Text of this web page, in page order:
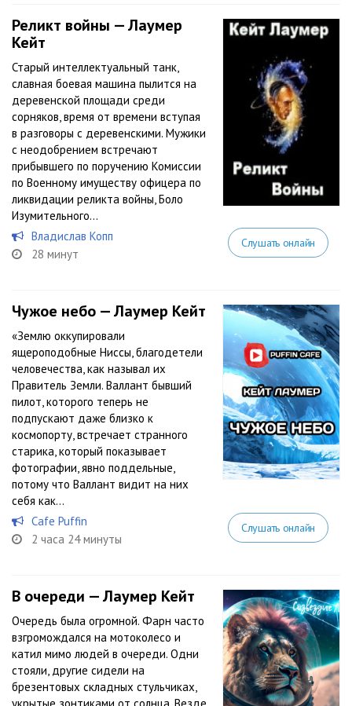
Реликт войны — Лаумер
Кейт
Старый интеллектуальный танк,
славная боевая машина пылится на
деревенской площади среди
сорняков, время от времени вступая
в разговоры с деревенскими. Мужики
с неодобрением встречают
прибывшего по поручению Комиссии
по Военному имуществу офицера по
ликвидации реликта войны, Боло
Изумительного...
Владислав Копп
28 минут
Слушать онлайн
Чужое небо — Лаумер Кейт
«Землю оккупировали
ящероподобные Ниссы, благодетели
человечества, как называл их
Правитель Земли. Валлант бывший
пилот, которого теперь не
подпускают даже близко к
космопорту, встречает странного
старика, который показывает
фотографии, явно поддельные,
потому что Валлант видит на них
себя как...
Cafe Puffin
2 часа 24 минуты
Слушать онлайн
В очереди — Лаумер Кейт
Очередь была огромной. Фарн часто
взгромождался на мотоколесо и
катил мимо людей в очереди. Одни
стояли, другие сидели на
брезентовых складных стульчиках,